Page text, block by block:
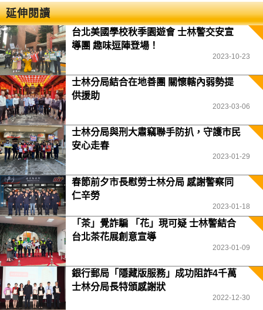
延伸閱讀
台北美國學校秋季園遊會 士林警交安宣
導團 趣味逗陣登場！
2023-10-23
士林分局結合在地善團 關懷轄內弱勢提
供援助
2023-03-06
士林分局與刑大肅竊聯手防扒，守護市民
安心走春
2023-01-29
春節前夕市長慰勞士林分局 感謝警察同
仁辛勞
2023-01-18
「茶」覺詐騙 「花」現可疑 士林警結合
台北茶花展創意宣導
2023-01-09
銀行郵局「隱藏版服務」成功阻詐4千萬
士林分局長特頒感謝狀
2022-12-30